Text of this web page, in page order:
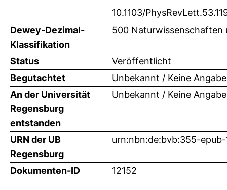
10.1103/
Dewey-Dezimal-
Klassifikation
500 Naturwissenschaften
Status
Veröffentlicht
Begutachtet
Unbekannt / Keine Angabe
An der Universität
Regensburg
entstanden
Unbekannt / Keine Angabe
URN der UB
Regensburg
urn:nbn:de:bvb:355-epub-
Dokumenten-ID 12152